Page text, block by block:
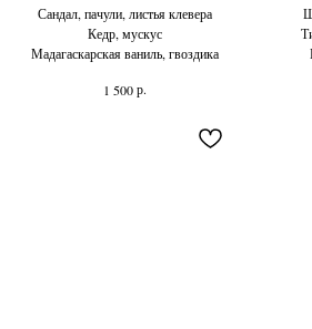
Сандал, пачули, листья клевера
Кедр, мускус
Мадагаскарская ваниль, гвоздика
1 500 р.